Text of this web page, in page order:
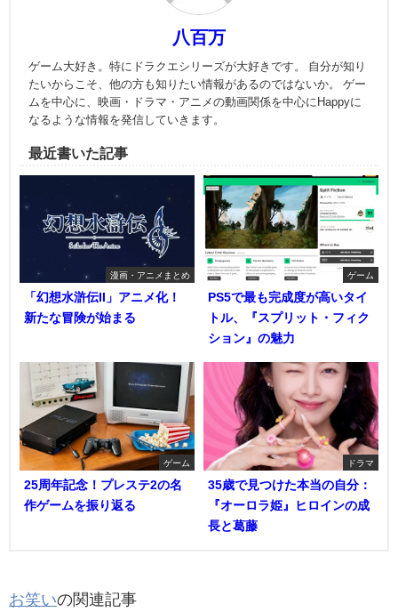
八百万
ゲーム大好き。特にドラクエシリーズが大好きです。 自分が知り
たいからこそ、他の方も知りたい情報があるのではないか。 ゲー
ムを中心に、映画・ドラマ・アニメの動画関係を中心にHappyに
なるような情報を発信していきます。
最近書いた記事
漫画・アニメまとめ
「幻想水滸伝II」アニメ化！
新たな冒険が始まる
ゲーム
PS5で最も完成度が高いタイ
トル、『スプリット・フィク
ション』の魅力
ゲーム
25周年記念！プレステ2の名
作ゲームを振り返る
ドラマ
35歳で見つけた本当の自分：
『オーロラ姫』ヒロインの成
長と葛藤
お笑いの関連記事